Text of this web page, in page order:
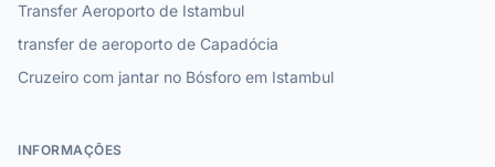
Transfer Aeroporto de Istambul
transfer de aeroporto de Capadócia
Cruzeiro com jantar no Bósforo em Istambul
INFORMAÇÕES